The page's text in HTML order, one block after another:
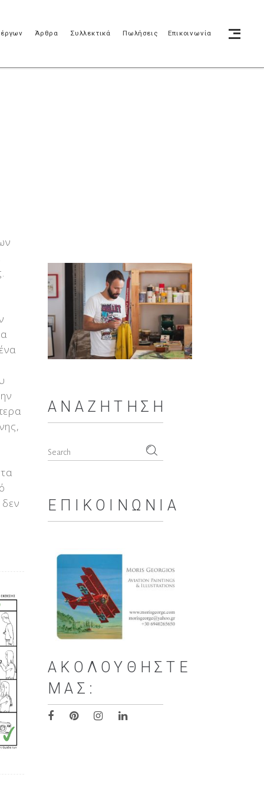
Άρθρα Συλλεκτικά Πωλήσεις Επικοινωνία
ΑΝΑΖΉΤΗΣΗ
Search
ΕΠΙΚΟΙΝΩΝΊΑ
ΑΚΟΛΟΥΘΉΣΤΕ
ΜΑΣ: